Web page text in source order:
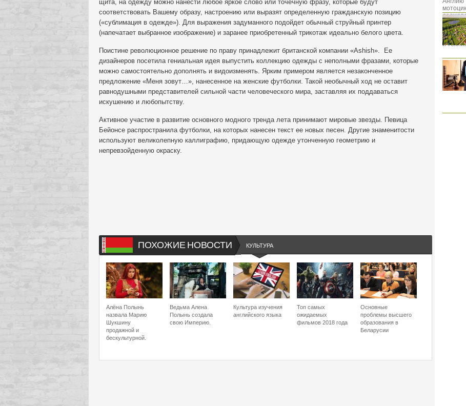
щита, на одежду можно нанести любое яркое слово или точечную фразу, которые будут
соответствовать Вашему образу, настроению или выразят определенную гражданскую позицию
(«сублимация в одежде»). Для выражения задуманного подойдет обычный струйный принтер
(напечатает выбранное изображение) и заранее приобретенный трикотаж идеально белого цвета.
Поистине революционное решение по праву принадлежит британской компании «Ashish». Ее
дизайнеров посетила гениальная идея выпустить коллекцию одежды с неполными фразами, которые
можно самостоятельно дополнять и видоизменять. Ярким примером является незаконченное
предложение «Меня зовут…», нанесенное на женские футболки. Такой необычный ход не оставит
равнодушными представителей сильной части человеческого мира, заставляя их поддаваться
искушению и любопытству.
Активное участие в развитие основного модного тренда лета принимают мировые звезды. Певица
Бейонсе распространила футболки, на которых нанесен текст ее новых песен. Другие знаменитости
используют великолепную каллиграфию, придающую одежде утонченную геометрию и
непревзойденную окраску.
ПОХОЖИЕ НОВОСТИ КУЛЬТУРА
Алёна Полынь
назвала Марию
Шукшину
продажной и
бескультурной.
Ведьма Алена
Полынь создала
свою Империю.
Культура изучения
английского языка
Топ самых
ожидаемых
фильмов 2018 года
Основные
проблемы высшего
образования в
Беларусии